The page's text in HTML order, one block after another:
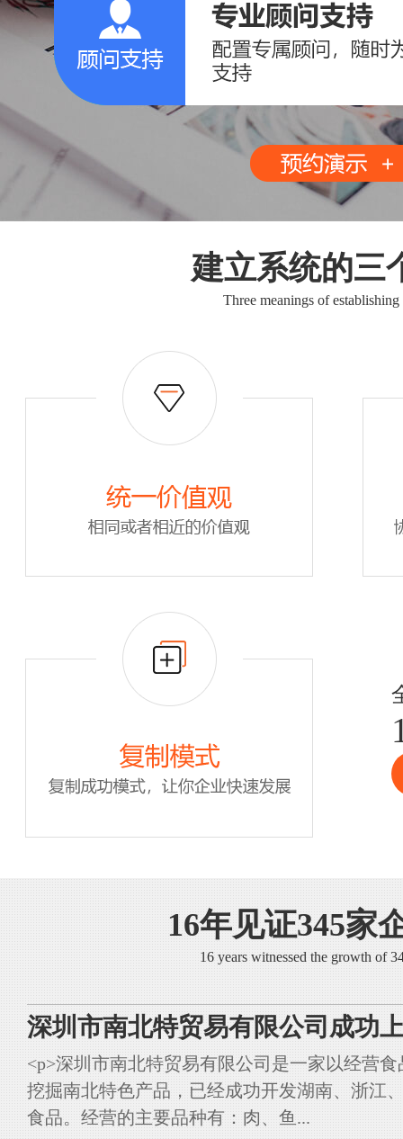
建立系统的三
Three meanings of establishing
16年见证345家
16 years witnessed the growth of
深圳市南北特贸易有限公司成功
<p>深圳市南北特贸易有限公司是一家以经营
挖掘南北特色产品，已经成功开发湖南、浙江
食品。经营的主要品种有：肉、鱼...